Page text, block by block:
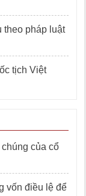
theo pháp luật
tịch Việt
của cổ
vốn điều lệ để